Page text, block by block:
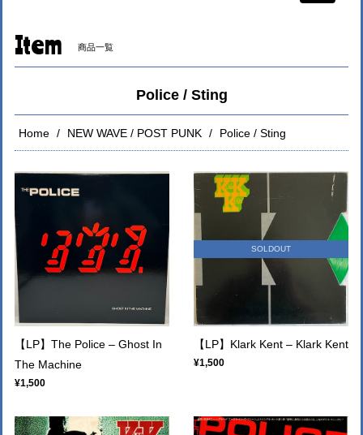
Item 商品一覧
Police / Sting
Home NEW WAVE / POST PUNK Police / Sting
【LP】The Police – Ghost In
The Machine
¥1,500
SOLDOUT
【LP】Klark Kent ‎– Klark Kent
¥1,500